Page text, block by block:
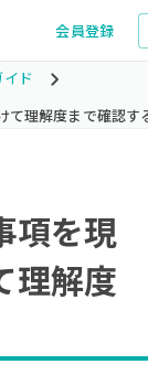
会員登録
ド
て理解度まで確認す
項を現
理解度